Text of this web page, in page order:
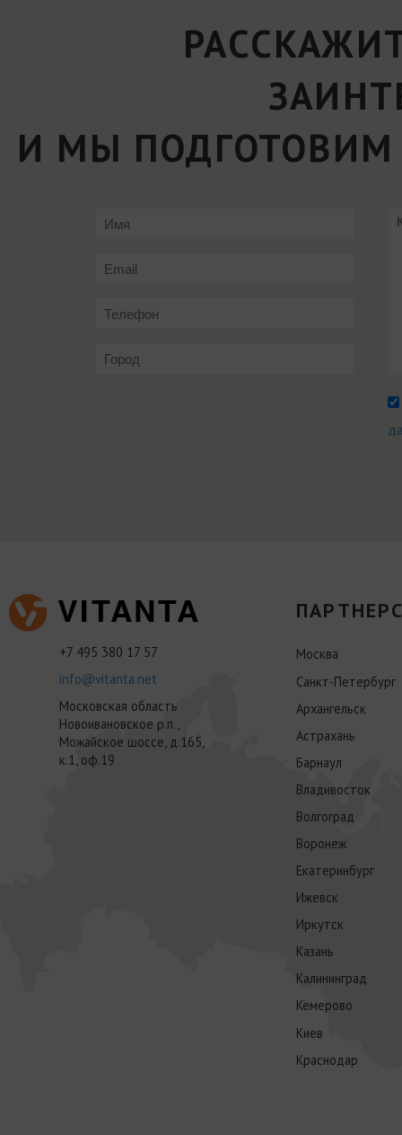
И МЫ ПОДГОТОВИМ
+7 495 380 17 57
info@vitanta.net
Московская область
Новоивановское р.п.,
Можайское шоссе, д.165,
к.1, оф.19
Москва
Санкт-Петербург
Архангельск
Астрахань
Барнаул
Владивосток
Волгоград
Воронеж
Екатеринбург
Ижевск
Иркутск
Казань
Калининград
Кемерово
Киев
Краснодар